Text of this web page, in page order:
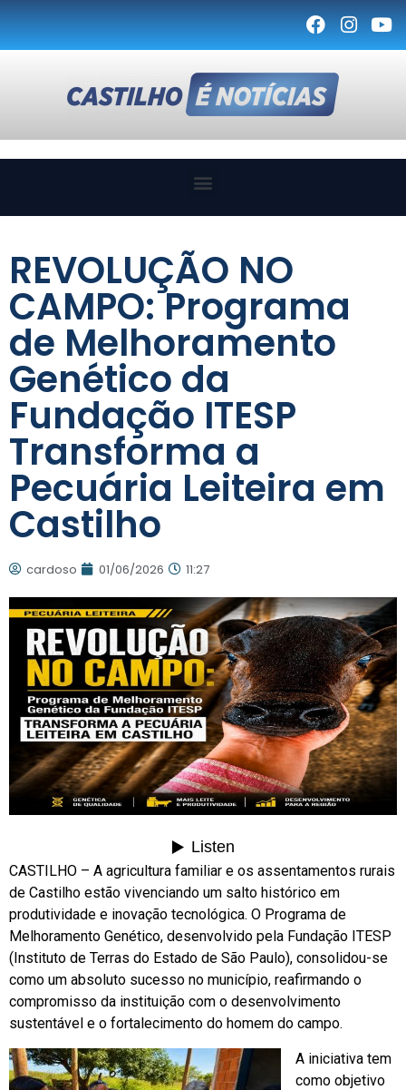
REVOLUÇÃO NO
CAMPO: Programa
de Melhoramento
Genético da
Fundação ITESP
Transforma a
Pecuária Leiteira em
Castilho
cardoso 01/06/2026 11:27
CASTILHO – A agricultura familiar e os assentamentos rurais
de Castilho estão vivenciando um salto histórico em
produtividade e inovação tecnológica. O Programa de
Melhoramento Genético, desenvolvido pela Fundação ITESP
(Instituto de Terras do Estado de São Paulo), consolidou-se
como um absoluto sucesso no município, reafirmando o
compromisso da instituição com o desenvolvimento
sustentável e o fortalecimento do homem do campo.
A iniciativa tem
como objetivo